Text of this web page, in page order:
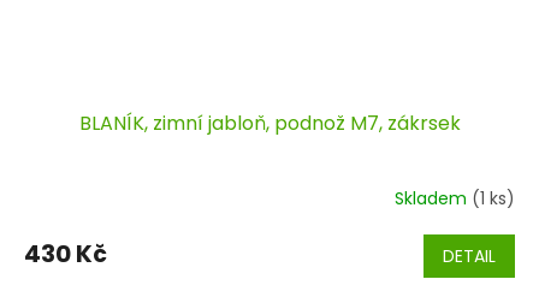
BLANÍK, zimní jabloň, podnož M7, zákrsek
Skladem (1 ks)
430 Kč DETAIL